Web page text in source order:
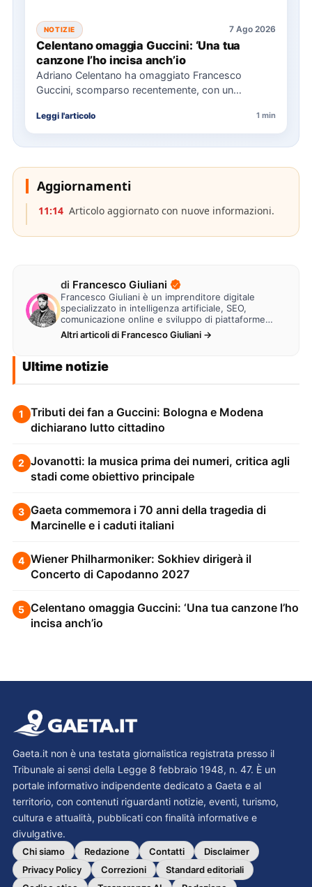
NOTIZIE 7 Ago 2026
Celentano omaggia Guccini: ‘Una tua
canzone l’ho incisa anch’io
Adriano Celentano ha omaggiato Francesco
Guccini, scomparso recentemente, con un
"Vite" che…
Leggi l'articolo 1 min
Aggiornamenti
11:14 Articolo aggiornato con nuove informazioni.
di Francesco Giuliani
Francesco Giuliani è un imprenditore digitale
specializzato in intelligenza artificiale, SEO,
comunicazione online e sviluppo di piattaforme
web. Lavora alla creazione di…
Altri articoli di Francesco Giuliani →
Ultime notizie
1
Tributi dei fan a Guccini: Bologna e Modena
dichiarano lutto cittadino
2 Jovanotti: la musica prima dei numeri, critica agli
stadi come obiettivo principale
3 Gaeta commemora i 70 anni della tragedia di
Marcinelle e i caduti italiani
4 Wiener Philharmoniker: Sokhiev dirigerà il
Concerto di Capodanno 2027
5 Celentano omaggia Guccini: ‘Una tua canzone l’ho
incisa anch’io
Gaeta.it non è una testata giornalistica registrata presso il
Tribunale ai sensi della Legge 8 febbraio 1948, n. 47. È un
portale informativo indipendente dedicato a Gaeta e al
territorio, con contenuti riguardanti notizie, eventi, turismo,
cultura e attualità, pubblicati con finalità informative e
divulgative.
Chi siamo Redazione Contatti
Disclaimer
Privacy Policy
Correzioni
Standard editoriali